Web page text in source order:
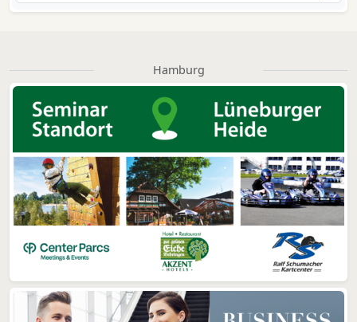
Hamburg